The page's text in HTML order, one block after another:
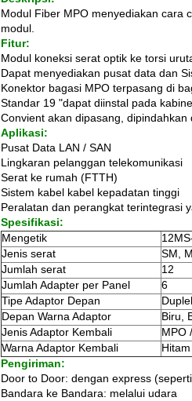
Modul Fiber MPO menyediakan cara
modul.
Fitur:
Modul koneksi serat optik ke torsi
Dapat menyediakan pusat data dan
Konektor bagasi MPO terpasang di
Standar 19 "dapat diinstal pada
Convient akan dipasang, dipindahkan
Aplikasi:
Pusat Data LAN / SAN
Lingkaran pelanggan telekomunikasi
Serat ke rumah (FTTH)
Sistem kabel kabel kepadatan tinggi
Peralatan dan perangkat terintegrasi
Spesifikasi:
Mengetik
Jenis serat
SM,
Jumlah serat
12
Jumlah Adapter per Panel
6
Tipe Adaptor Depan
Depan Warna Adaptor
Biru,
Jenis Adaptor Kembali
MPO
Warna Adaptor Kembali
Hitam
Pengiriman:
Door to Door: dengan express
Bandara ke Bandara: melalui udara